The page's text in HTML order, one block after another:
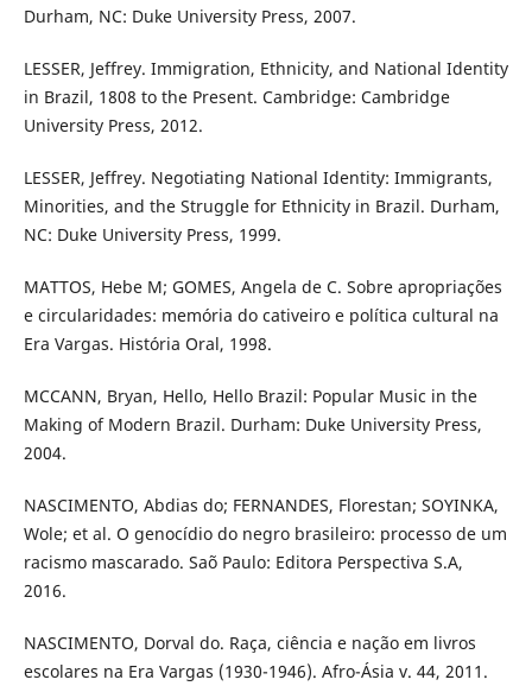
Durham, NC: Duke University Press, 2007.
LESSER, Jeffrey. Immigration, Ethnicity, and National Identity
in Brazil, 1808 to the Present. Cambridge: Cambridge
University Press, 2012.
LESSER, Jeffrey. Negotiating National Identity: Immigrants,
Minorities, and the Struggle for Ethnicity in Brazil. Durham,
NC: Duke University Press, 1999.
MATTOS, Hebe M; GOMES, Angela de C. Sobre apropriações
e circularidades: memória do cativeiro e política cultural na
Era Vargas. História Oral, 1998.
MCCANN, Bryan, Hello, Hello Brazil: Popular Music in the
Making of Modern Brazil. Durham: Duke University Press,
2004.
NASCIMENTO, Abdias do; FERNANDES, Florestan; SOYINKA,
Wole; et al. O genocídio do negro brasileiro: processo de um
racismo mascarado. Saõ Paulo: Editora Perspectiva S.A,
2016.
NASCIMENTO, Dorval do. Raça, ciência e nação em livros
escolares na Era Vargas (1930-1946). Afro-Ásia v. 44, 2011.